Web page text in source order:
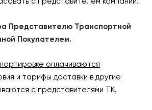
Представителю Транспортной
Покупателем.
оплачиваются
и тарифы доставки в другие
с представителями ТК.